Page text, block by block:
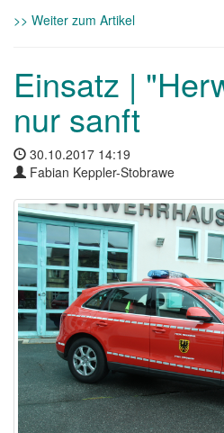
>> Weiter zum Artikel
Einsatz |
nur sanft
30.10.2017 14:19
Fabian Keppler-Stobrawe